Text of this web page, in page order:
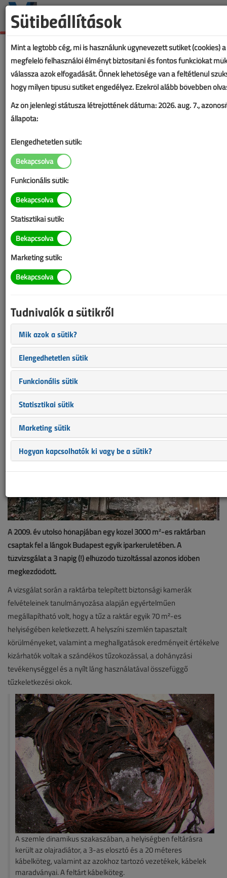
Lapszám:
Tűzvédelem
kábel túlterhelése miatt
2010/9. lapszám|
15 511 |
Figylem! Ez a cikk 16 éve frissült utoljára. A benne szereplő
információk mára aktualitásukat veszíthették, valamint a tartalom
helyenként hiányos lehet (képek, táblázatok stb.).
A 2009. év utolsó hónapjában egy közel 3000 m²-es raktárban
csaptak fel a lángok Budapest egyik iparkerületében. A
tűzvizsgálat a 3 napig (!) elhúzódó tűzoltással azonos időben
megkezdődött.
A vizsgálat során a raktárba telepített biztonsági kamerák
felvételeinek tanulmányozása alapján egyértelműen
megállapítható volt, hogy a tűz a raktár egyik 70 m²-es
helyiségében keletkezett. A helyszíni szemlén tapasztalt
körülményeket, valamint a meghallgatások eredményeit értékelve
kizárhatók voltak a szándékos tűzokozással, a dohányzási
tevékenységgel és a nyílt láng használatával összefüggő
tűzkeletkezési okok.
A szemle dinamikus szakaszában, a helyiségben feltárásra
került az olajradiátor, a 3-as elosztó és a 20 méteres
kábelköteg, valamint az azokhoz tartozó vezetékek, kábelek
maradványai. A feltárt kábelköteg.
Sütibeállítások
Mint a legtöbb cég, mi is használunk úgynevezett sütiket (cookies)
megfelelő felhasználói élményt biztosítani és fontos funkciókat
válassza azok elfogadását. Önnek lehetősége van a feltétlenül
hogy milyen típusú sütiket engedélyez. Ezekről alább bővebben
Az ön jelenlegi státusza létrejöttének dátuma:2026. aug. 7.,
állapota:
Elengedhetetlen sütik:
Funkcionális sütik:
Statisztikai sütik:
Marketing sütik:
Tudnivalók a sütikről
Mik azok a sütik?
Elengedhetetlen sütik
Funkcionális sütik
Statisztikai sütik
Marketing sütik
Hogyan kapcsolhatók ki vagy be a sütik?